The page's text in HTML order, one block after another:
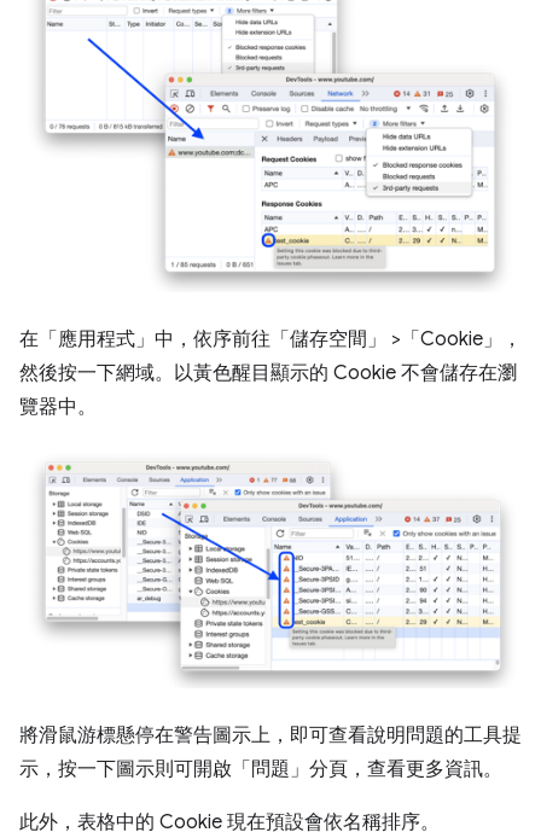
在「應用程式」 中，依序前往「儲存空間」 >「Cookie」
，
然後按一下網域。以黃色醒目顯示的 Cookie 不會儲存在瀏
覽器中。
將滑鼠游標懸停在警告圖示上，即可查看說明問題的工具提
示，按一下圖示則可開啟「問題」 分頁，查看更多資訊。
此外，表格中的 Cookie 現在預設會依名稱排序。